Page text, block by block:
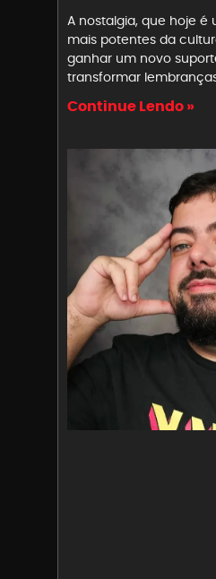
A nostalgia, que hoje é
mais potentes da
ganhar um novo
transformar
Continue Lendo »